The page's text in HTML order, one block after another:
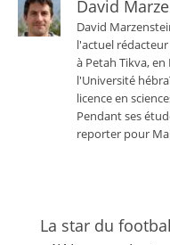
David
David
l'actuel
à Petah Tikva, en
l'Université
licence en
Pendant ses
reporter pour
La star du